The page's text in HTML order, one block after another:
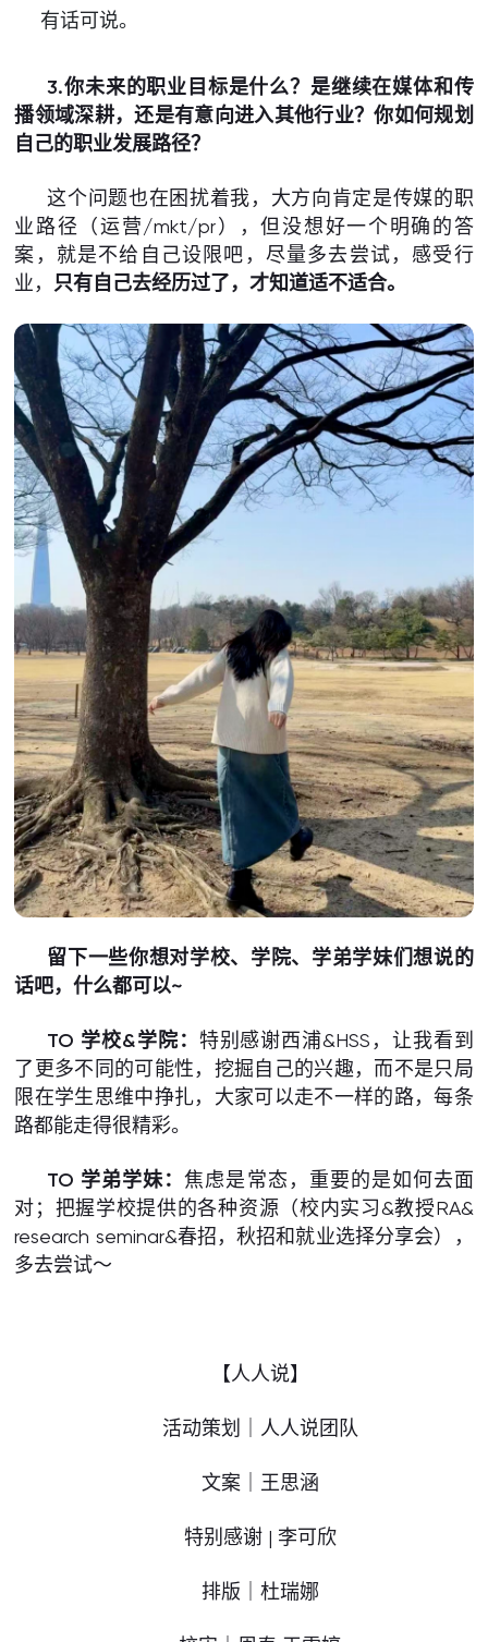
有话可说。
3.你未来的职业目标是什么？是继续在媒体和传
播领域深耕，还是有意向进入其他行业？你如何规划
自己的职业发展路径？
这个问题也在困扰着我，大方向肯定是传媒的职
业路径（运营/mkt/pr），但没想好一个明确的答
案，就是不给自己设限吧，尽量多去尝试，感受行
业， 只有自己去经历过了，才知道适不适合。
留下一些你想对学校、学院、学弟学妹们想说的
话吧，什么都可以~
TO 学校&学院： 特别感谢西浦&HSS，让我看到
了更多不同的可能性，挖掘自己的兴趣，而不是只局
限在学生思维中挣扎，大家可以走不一样的路，每条
路都能走得很精彩。
TO 学弟学妹：焦虑是常态，重要的是如何去面
对；把握学校提供的各种资源（校内实习&教授RA&
research seminar&春招，秋招和就业选择分享会），
多去尝试～
【人人说】
活动策划｜人人说团队
文案｜王思涵
特别感谢 | 李可欣
排版｜杜瑞娜